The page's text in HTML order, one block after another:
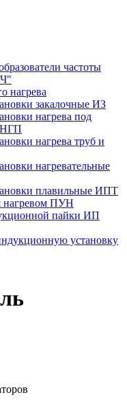
частоты
нагрева
закалочные ИЗ
нагрева под
нагрева труб и
нагревательные
плавильные ИПТ
нагревом ПУН
пайки ИП
установку